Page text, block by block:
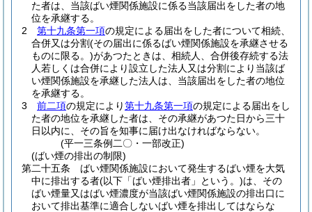
た者は、当該ばい煙関係施設に係る当該届出をした者の地
位を承継する。
2
第十九条第一項の規定による届出をした者について相続、
合併又は分割(その届出に係るばい煙関係施設を承継させる
ものに限る。)があつたときは、相続人、合併後存続する法
人若しくは合併により設立した法人又は分割により当該ば
い煙関係施設を承継した法人は、当該届出をした者の地位
を承継する。
3
前二項の規定により第十九条第一項の規定による届出をし
た者の地位を承継した者は、その承継があつた日から三十
日以内に、その旨を知事に届け出なければならない。
(平一三条例二〇・一部改正)
(ばい煙の排出の制限)
第二十五条
ばい煙関係施設において発生するばい煙を大気
中に排出する者(以下「ばい煙排出者」という。)は、その
ばい煙量又はばい煙濃度が当該ばい煙関係施設の排出口に
おいて排出基準に適合しないばい煙を排出してはならな